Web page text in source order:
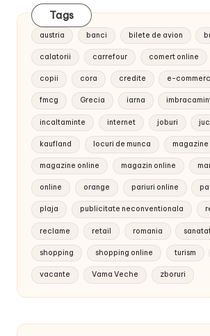
Tags
austria banci bilete de avion
calatorii carrefour comert online
copii cora credite e-
fmcg Grecia iarna
incaltaminte internet joburi
kaufland locuri de munca magazine
magazine online magazin online
online orange pariuri online
plaja publicitate neconventionala
reclame retail romania
shopping shopping online turism
vacante Vama Veche zboruri